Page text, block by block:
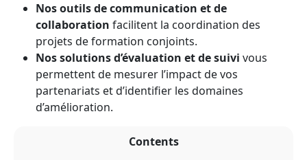
Nos outils de communication et de
collaboration facilitent la coordination des
projets de formation conjoints.
Nos solutions d’évaluation et de suivi vous
permettent de mesurer l’impact de vos
partenariats et d’identifier les domaines
d’amélioration.
Contents